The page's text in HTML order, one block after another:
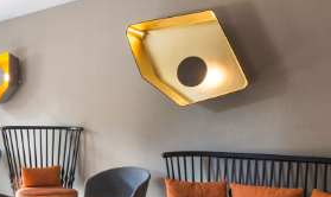
dagen per week beschikbaar
10+ miljoen leden